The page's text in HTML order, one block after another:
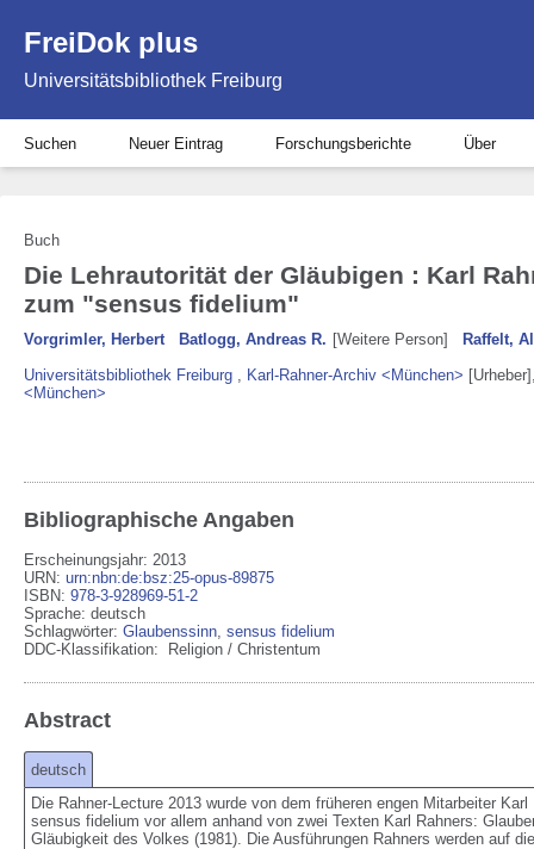
FreiDok plus
Universitätsbibliothek Freiburg
Suchen Neuer Eintrag Forschungsberichte Über
Buch
Die Lehrautorität der Gläubigen : Karl
zum "sensus fidelium"
Vorgrimler, Herbert Batlogg, Andreas R. [Weitere Person]
Raffelt,
Universitätsbibliothek Freiburg , Karl-Rahner-Archiv <München> [Urheber]
<München>
Bibliographische Angaben
Erscheinungsjahr: 2013
URN: urn:nbn:de:bsz:25-opus-89875
ISBN: 978-3-928969-51-2
Sprache: deutsch
Schlagwörter: Glaubenssinn, sensus fidelium
DDC-Klassifikation:
Religion / Christentum
Abstract
deutsch
Die Rahner-Lecture 2013 wurde von dem früheren engen Mitarbeiter
sensus fidelium vor allem anhand von zwei Texten Karl Rahners:
Gläubigkeit des Volkes (1981). Die Ausführungen Rahners werden auf